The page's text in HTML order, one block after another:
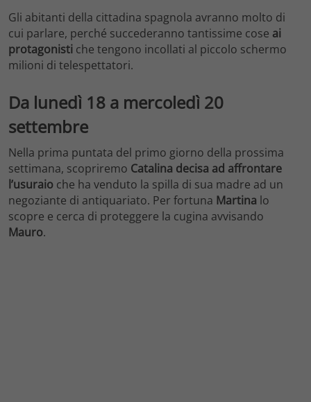
Gli abitanti della cittadina spagnola avranno molto di
cui parlare, perché succederanno tantissime cose ai
protagonisti che tengono incollati al piccolo schermo
milioni di telespettatori.
Da lunedì 18 a mercoledì 20
settembre
Nella prima puntata del primo giorno della prossima
settimana, scopriremo Catalina decisa ad affrontare
l’usuraio che ha venduto la spilla di sua madre ad un
negoziante di antiquariato. Per fortuna Martina lo
scopre e cerca di proteggere la cugina avvisando
Mauro.